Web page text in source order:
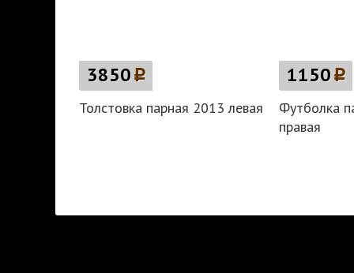
3850p
Толстовка парная 2013 левая
1150p
Футболка
правая